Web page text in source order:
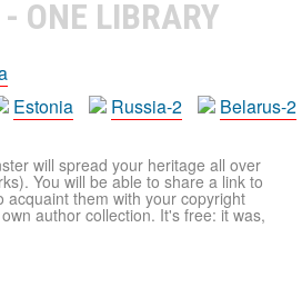
ONE LIBRARY
Estonia Russia-2 Belarus-2
will spread your heritage all over
You will be able to share a link to
them with your copyright
author collection. It's free: it was,